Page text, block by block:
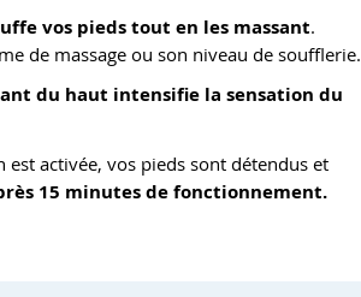
vos pieds tout en les massant.
de massage ou son niveau de soufflerie.
du haut intensifie la sensation du
est activée, vos pieds sont détendus et
15 minutes de fonctionnement.